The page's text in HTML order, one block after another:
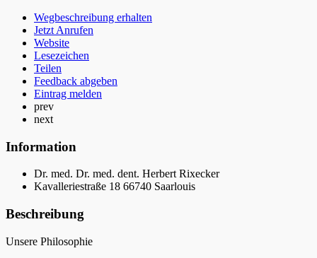
Wegbeschreibung erhalten
Jetzt Anrufen
Website
Lesezeichen
Teilen
Feedback abgeben
Eintrag melden
prev
next
Information
Dr. med. Dr. med. dent. Herbert Rixecker
Kavalleriestraße 18 66740 Saarlouis
Beschreibung
Unsere Philosophie